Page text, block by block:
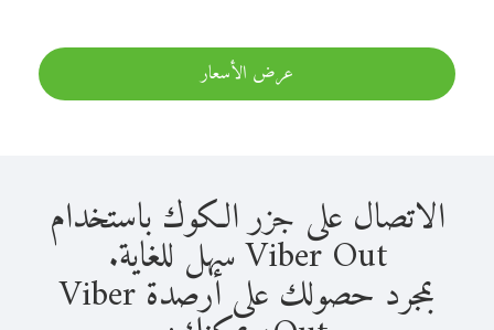
عرض الأسعار
الاتصال على جزر الكوك باستخدام
Viber Out سهل للغاية.
بمجرد حصولك على أرصدة Viber